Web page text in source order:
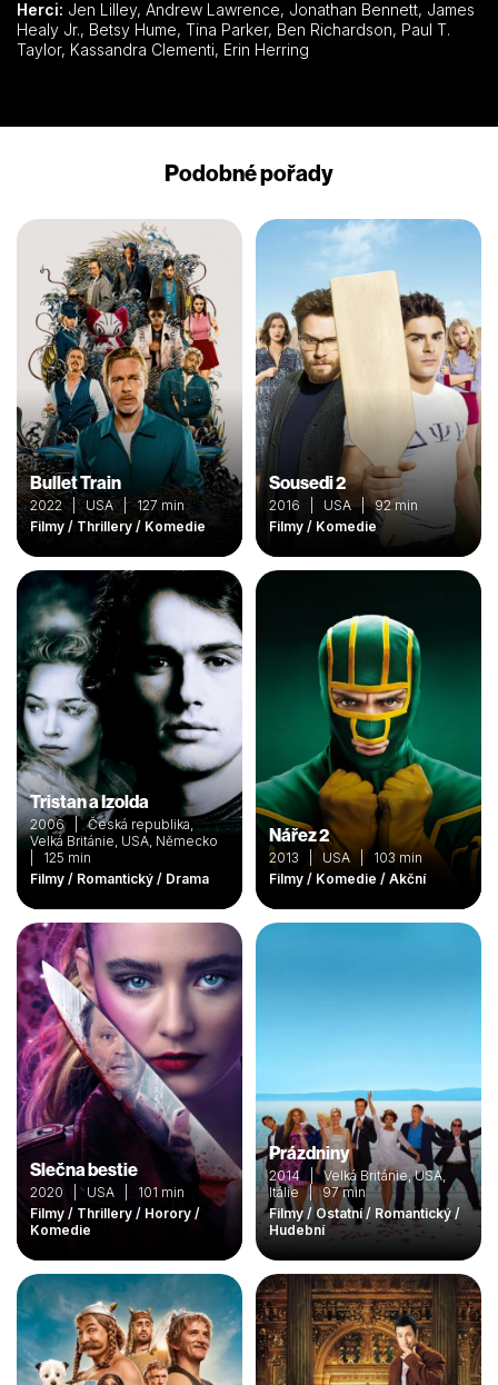
Herci:
Healy Jr., Betsy Hume, Tina Parker, Ben Richardson, Paul T.
Taylor, Kassandra Clementi, Erin Herring
Podobné pořady
Bullet Train
2022 | USA | 127 min
Filmy / Thrillery / Komedie
Sousedi 2
2016 | USA | 92 min
Filmy / Komedie
Tristan a Izolda
2006 | Česká republika,
Velká Británie, USA, Německo
| 125 min
Filmy / Romantický / Drama
Nářez 2
2013 | USA | 103 min
Filmy / Komedie / Akční
Slečna bestie
2020 | USA | 101 min
Filmy / Thrillery / Horory /
Komedie
Prázdniny
2014 | Velká Británie, USA,
Itálie | 97 min
Filmy / Ostatní / Romantický /
Hudební